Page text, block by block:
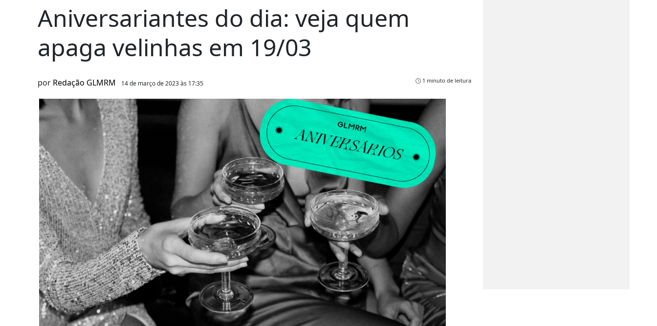
Aniversariantes do dia: veja quem
apaga velinhas em 19/03
por Redação GLMRM 14 de março de 2023 às 17:35 1 minuto de leitura